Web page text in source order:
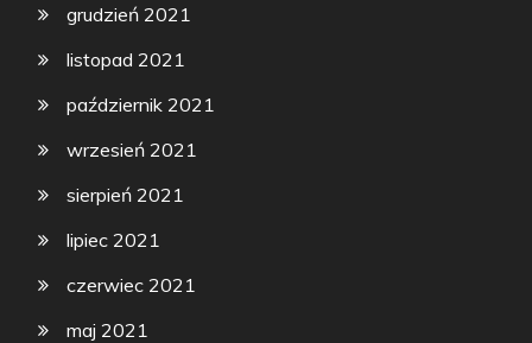
grudzień 2021
listopad 2021
październik 2021
wrzesień 2021
sierpień 2021
lipiec 2021
czerwiec 2021
maj 2021